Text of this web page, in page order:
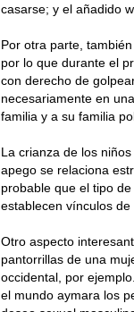
casarse; y el añadido
Por otra parte,
por lo que durante el
con derecho de
necesariamente en
familia y a su familia
La crianza de los
apego se relaciona
probable que el tipo
establecen vínculos
Otro aspecto
pantorrillas de una
occidental, por
el mundo aymara los